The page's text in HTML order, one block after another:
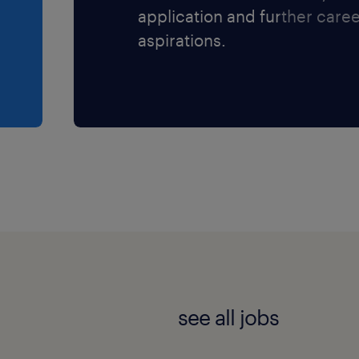
application and further
aspirations.
see all jobs